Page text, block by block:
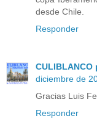
desde Chile.
Responder
CULIBLANCO
diciembre de
Gracias Luis
Responder